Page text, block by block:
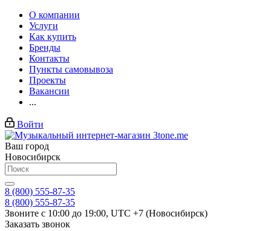
О компании
Услуги
Как купить
Бренды
Контакты
Пункты самовывоза
Проекты
Вакансии
...
Войти
Ваш город
Новосибирск
8 (800) 555-87-35
8 (800) 555-87-35
Звоните с 10:00 до 19:00, UTC +7 (Новосибирск)
Заказать звонок